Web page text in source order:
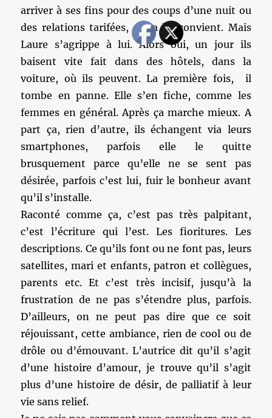
arriver à ses fins pour des coups d’une nuit ou
des relations tarifées, et ça lui convient. Mais
Laure s’agrippe à lui. Alors oui, un jour ils
baisent vite fait dans des hôtels, dans la
voiture, où ils peuvent. La première fois, il
tombe en panne. Elle s’en fiche, comme les
femmes en général. Après ça marche mieux. A
part ça, rien d’autre, ils échangent via leurs
smartphones, parfois elle le quitte
brusquement parce qu’elle ne se sent pas
désirée, parfois c’est lui, fuir le bonheur avant
qu’il s’installe.
Raconté comme ça, c’est pas très palpitant,
c’est l’écriture qui l’est. Les fioritures. Les
descriptions. Ce qu’ils font ou ne font pas, leurs
satellites, mari et enfants, patron et collègues,
parents etc. Et c’est très incisif, jusqu’à la
frustration de ne pas s’étendre plus, parfois.
D’ailleurs, on ne peut pas dire que ce soit
réjouissant, cette ambiance, rien de cool ou de
drôle ou d’émouvant. L’autrice dit qu’il s’agit
d’une histoire d’amour, je trouve qu’il s’agit
plus d’une histoire de désir, de palliatif à leur
vie sans relief.